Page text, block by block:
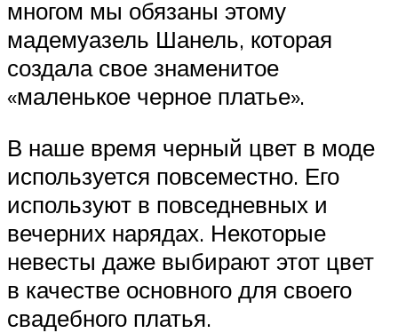
многом мы обязаны этому
мадемуазель Шанель, которая
создала свое знаменитое
«маленькое черное платье».
В наше время черный цвет в моде
используется повсеместно. Его
используют в повседневных и
вечерних нарядах. Некоторые
невесты даже выбирают этот цвет
в качестве основного для своего
свадебного платья.